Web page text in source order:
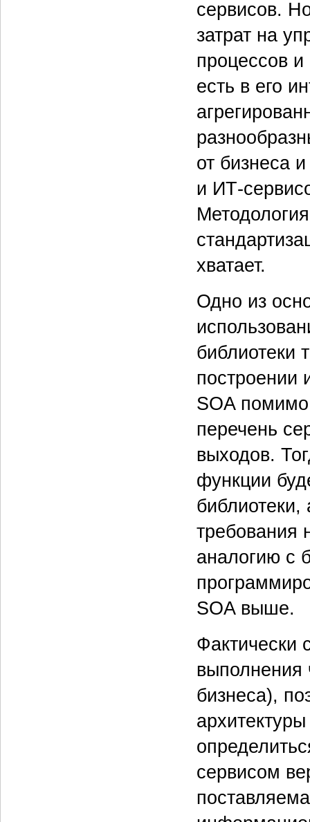
сервисов.
затрат на
процессов
есть в его
от бизнеса
и ИТ-
хватает.
Одно из
библиотеки
построении
SOA
перечень
выходов.
функции
библиотеки,
требования
аналогию с
SOA выше.
Фактически
выполнения
бизнеса),
сервисом